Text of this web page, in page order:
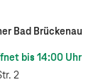
Bad Brückenau
bis 14:00Uhr
2